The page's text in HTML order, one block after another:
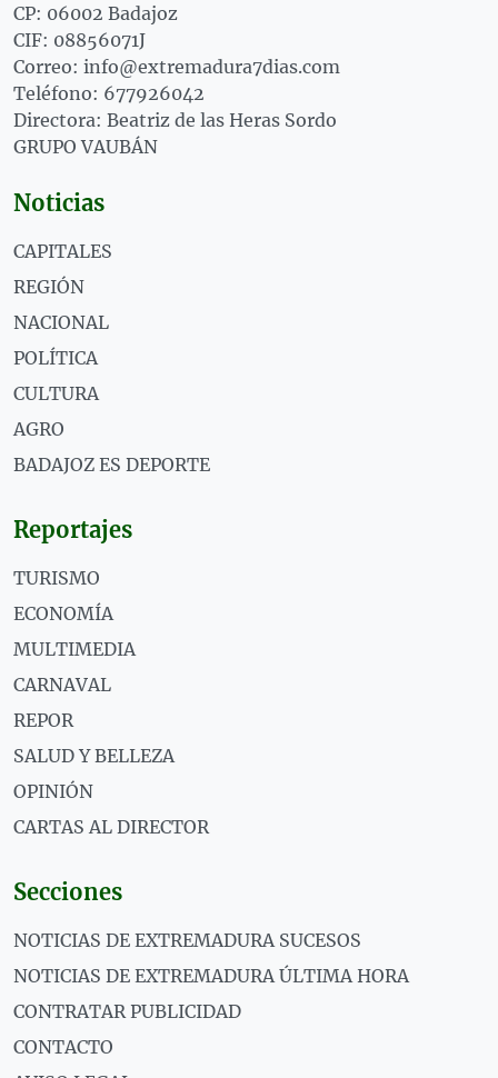
CP: 06002 Badajoz
CIF: 08856071J
Correo: info@extremadura7dias.com
Teléfono: 677926042
Directora: Beatriz de las Heras Sordo
GRUPO VAUBÁN
Noticias
CAPITALES
REGIÓN
NACIONAL
POLÍTICA
CULTURA
AGRO
BADAJOZ ES DEPORTE
Reportajes
TURISMO
ECONOMÍA
MULTIMEDIA
CARNAVAL
REPOR
SALUD Y BELLEZA
OPINIÓN
CARTAS AL DIRECTOR
Secciones
NOTICIAS DE EXTREMADURA SUCESOS
NOTICIAS DE EXTREMADURA ÚLTIMA HORA
CONTRATAR PUBLICIDAD
CONTACTO